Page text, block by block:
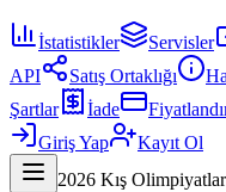
İstatistikler Servisler
API
Satış Ortaklığı
Şartlar
İade
Giriş Yap
Kayıt Ol
2026 Kış